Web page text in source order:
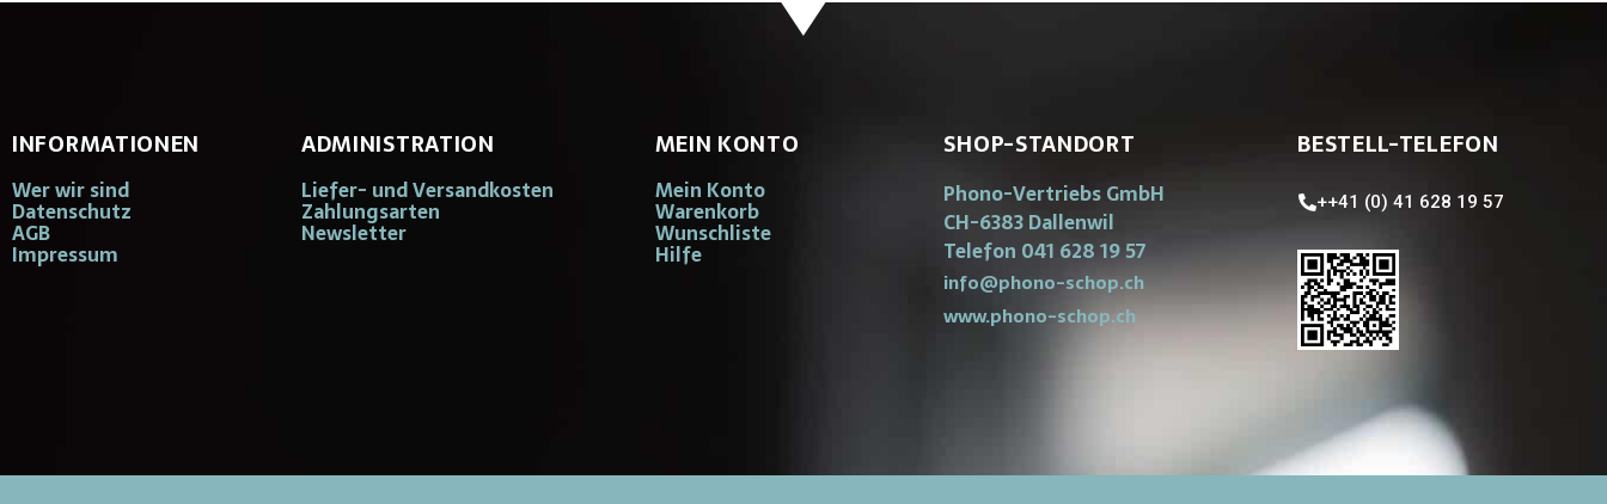
INFORMATIONEN
Wer wir sind
Datenschutz
AGB
Impressum
ADMINISTRATION
Liefer- und Versandkosten
Zahlungsarten
Newsletter
MEIN KONTO
Mein Konto
Warenkorb
Wunschliste
Hilfe
SHOP-STANDORT
Phono-Vertriebs GmbH
CH-6383 Dallenwil
Telefon 041 628 19 57
info@phono-schop.ch
www.phono-schop.ch
BESTELL-TELEFON
++41 (0) 41 628 19 57